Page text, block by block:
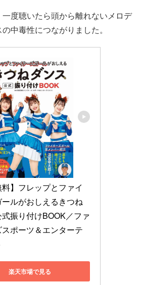
度聴いたら頭から離れないメロデ
中毒性につながりました。
料】フレップとファイ
ールがおしえるきつね
振り付けBOOK／ファ
ポーツ＆エンターテ
楽天市場で見る